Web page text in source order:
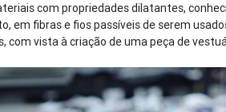
com propriedades dilatantes,
em fibras e fios passíveis de serem
com vista à criação de uma peça de